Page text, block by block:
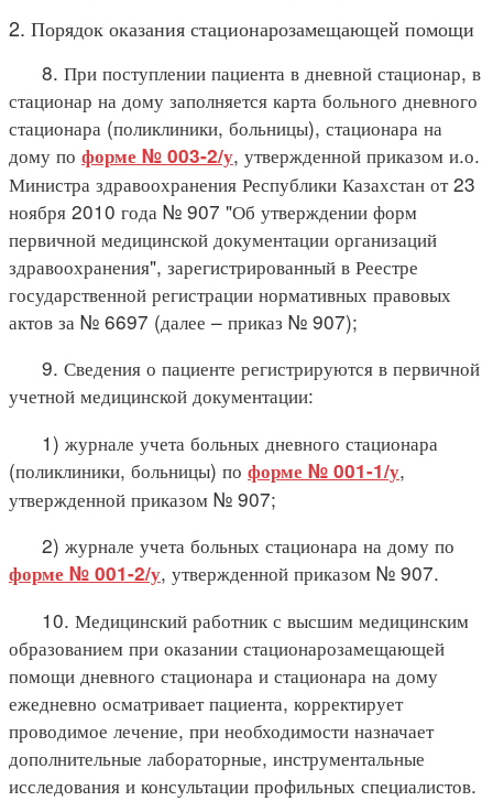
2. Порядок оказания стационарозамещающей помощи
8. При поступлении пациента в дневной стационар, в
стационар на дому заполняется карта больного дневного
стационара (поликлиники, больницы), стационара на
дому по форме № 003-2/у, утвержденной приказом и.о.
Министра здравоохранения Республики Казахстан от 23
ноября 2010 года № 907 "Об утверждении форм
первичной медицинской документации организаций
здравоохранения", зарегистрированный в Реестре
государственной регистрации нормативных правовых
актов за № 6697 (далее – приказ № 907);
9. Сведения о пациенте регистрируются в первичной
учетной медицинской документации:
1) журнале учета больных дневного стационара
(поликлиники, больницы) по форме № 001-1/у,
утвержденной приказом № 907;
2) журнале учета больных стационара на дому по
форме № 001-2/у, утвержденной приказом № 907.
10. Медицинский работник с высшим медицинским
образованием при оказании стационарозамещающей
помощи дневного стационара и стационара на дому
ежедневно осматривает пациента, корректирует
проводимое лечение, при необходимости назначает
дополнительные лабораторные, инструментальные
исследования и консультации профильных специалистов.